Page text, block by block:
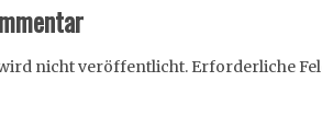
nicht veröffentlicht. Erforderliche